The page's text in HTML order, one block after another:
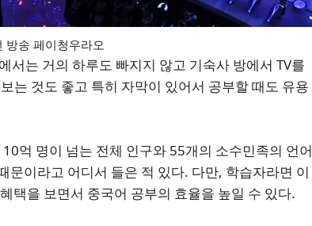
방송 페이청우라오
서는 거의 하루도 빠지지 않고 기숙사 방에서 TV를
는 것도 좋고 특히 자막이 있어서 공부할 때도 유용
억 명이 넘는 전체 인구와 55개의 소수민족의 언어
문이라고 어디서 들은 적 있다. 다만, 학습자라면 이
택을 보면서 중국어 공부의 효율을 높일 수 있다.